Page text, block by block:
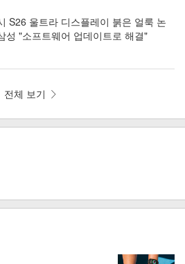
S26 울트라 디스플레이 붉은 얼룩 논
성 "소프트웨어 업데이트로 해결"
전체 보기